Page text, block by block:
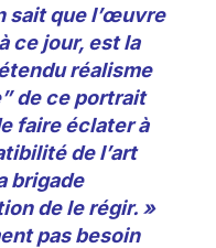
sait que l’œuvre
ce jour, est la
réalisme
de ce portrait
faire éclater à
de l’art
brigade
de le régir. »
pas besoin